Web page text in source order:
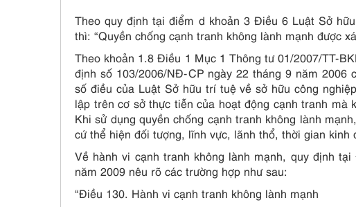
Theo quy định tại điểm d khoản 3 Điều 6 Luật Sở
thì: “Quyền chống cạnh tranh không lành mạnh được
Theo khoản 1.8 Điều 1 Mục 1 Thông tư 01/2007/TT-
định số 103/2006/NĐ-CP ngày 22 tháng 9 năm 2006
số điều của Luật Sở hữu trí tuệ về sở hữu công
lập trên cơ sở thực tiễn của hoạt động cạnh tranh
Khi sử dụng quyền chống cạnh tranh không lành
cứ thể hiện đối tượng, lĩnh vực, lãnh thổ, thời gian kinh
Về hành vi cạnh tranh không lành mạnh, quy định
năm 2009 nêu rõ các trường hợp như sau:
“Điều 130. Hành vi cạnh tranh không lành mạnh